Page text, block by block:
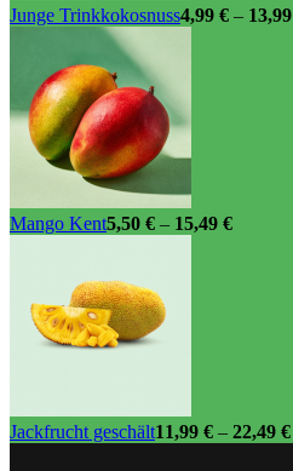
Junge Trinkkokosnuss4,99 € – 13,99
Mango Kent5,50 € – 15,49 €
Jackfrucht geschält11,99 € – 22,49 €